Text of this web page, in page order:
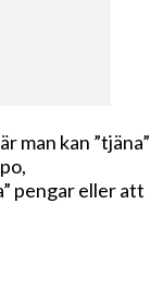
man kan ”tjäna”
pengar eller att